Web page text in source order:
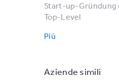
Start-up-Gründung
Top-Level
Più
Aziende simili